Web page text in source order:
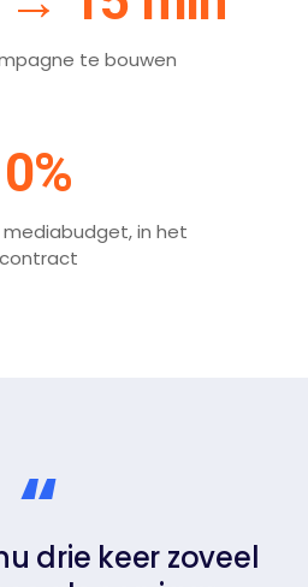
te bouwen
0%
in het
contract
“
drie keer zoveel